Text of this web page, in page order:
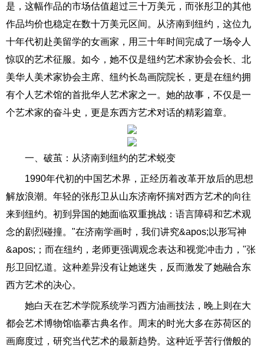
是，这幅作品的市场估值超过三十万美元，而张彤卫的其他
作品均价也稳定在数十万美元区间。从济南到纽约，这位九
十年代初赴美留学的女画家，用三十年时间完成了一场令人
惊叹的艺术征服。如今，她不仅是纽约艺术家协会会长、北
美华人美术家协会主席、纽约长岛画院院长，更是在纽约拥
有个人艺术馆的首批华人艺术家之一。她的故事，不仅是一
个艺术家的奋斗史，更是东西方艺术对话的精彩篇章。
一、破茧：从济南到纽约的艺术蜕变
1990年代初的中国艺术界，正经历着改革开放后的思想
解放浪潮。年轻的张彤卫从山东济南怀揣对西方艺术的向往
来到纽约。初到异国的她面临双重挑战：语言障碍和艺术观
念的剧烈碰撞。"在济南学画时，我们讲究&apos;以形写神
&apos;；而在纽约，老师更强调观念表达和视觉冲击力，"张
彤卫回忆道。这种差异没有让她迷失，反而激发了她融合东
西方艺术的决心。
她白天在艺术学院系统学习西方油画技法，晚上则在大
都会艺术博物馆临摹古典名作。周末的时光大多在苏荷区的
画廊度过，研究当代艺术的最新趋势。这种近乎苦行僧般的